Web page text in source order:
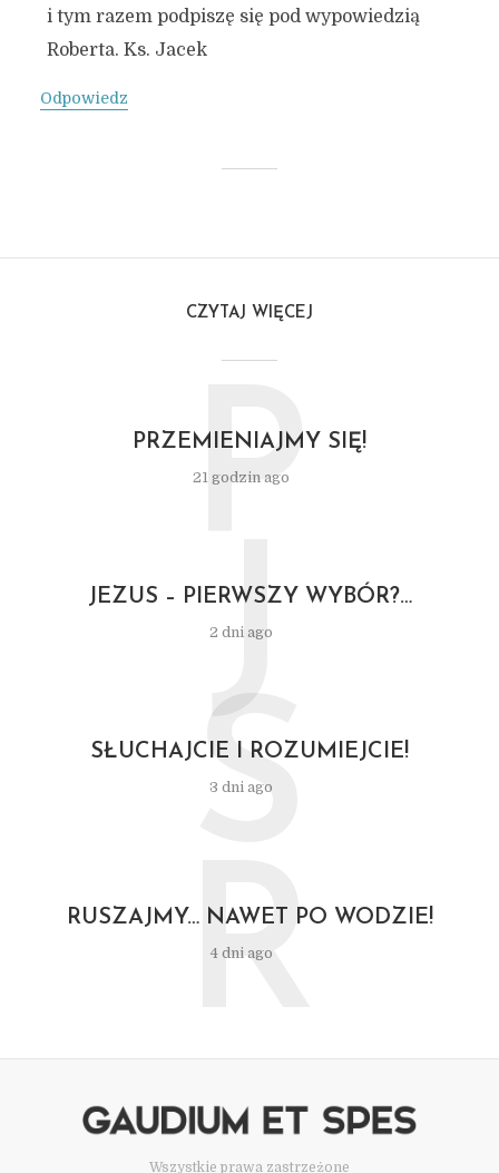
i tym razem podpiszę się pod wypowiedzią
Roberta. Ks. Jacek
Odpowiedz
CZYTAJ WIĘCEJ
PRZEMIENIAJMY SIĘ!
21 godzin ago
P
JEZUS – PIERWSZY WYBÓR?…
2 dni ago
J
SŁUCHAJCIE I ROZUMIEJCIE!
3 dni ago
S
RUSZAJMY… NAWET PO WODZIE!
4 dni ago
R
Wszystkie prawa zastrzeżone